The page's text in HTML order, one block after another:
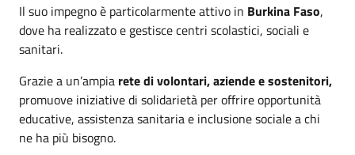
Il suo impegno è particolarmente attivo in Burkina Faso,
dove ha realizzato e gestisce centri scolastici, sociali e
sanitari.
Grazie a un’ampia rete di volontari, aziende e sostenitori,
promuove iniziative di solidarietà per offrire opportunità
educative, assistenza sanitaria e inclusione sociale a chi
ne ha più bisogno.